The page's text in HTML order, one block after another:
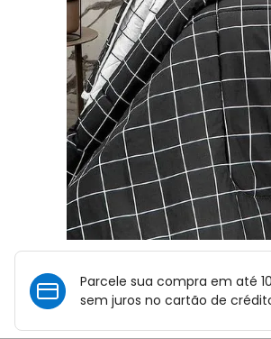
Parcele sua compra em até
sem juros no cartão de